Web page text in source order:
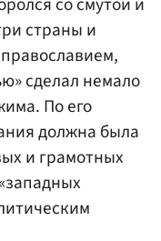
страны и
сделал немало
По его
должна была
и грамотных